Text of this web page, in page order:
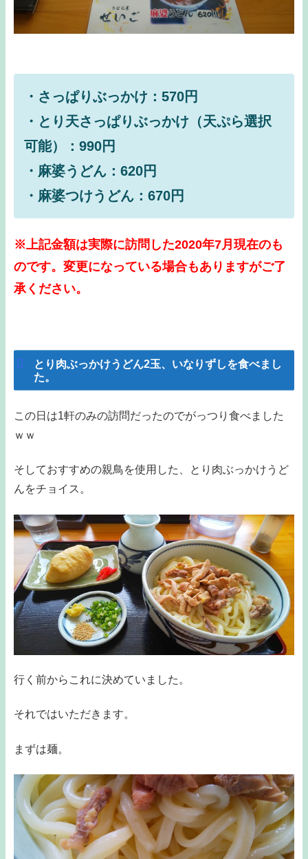
・さっぱりぶっかけ：570円
・とり天さっぱりぶっかけ（天ぷら選択
可能）：990円
・麻婆うどん：620円
・麻婆つけうどん：670円
※上記金額は実際に訪問した2020年7月現在のも
のです。変更になっている場合もありますがご了
承ください。
とり肉ぶっかけうどん2玉、いなりずしを食べまし
た。
この日は1軒のみの訪問だったのでがっつり食べました
ｗｗ
そしておすすめの親鳥を使用した、とり肉ぶっかけうど
んをチョイス。
行く前からこれに決めていました。
それではいただきます。
まずは麺。